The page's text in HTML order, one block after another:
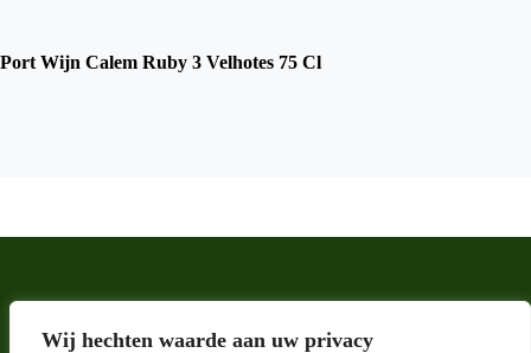
Wij hechten waarde aan uw privacy
Port Wijn Calem Ruby 3 Velhotes 75 Cl